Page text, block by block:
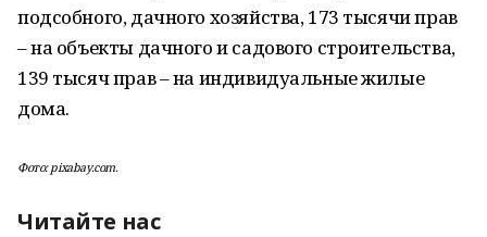
подсобного, дачного хозяйства, 173 тысячи прав
– на объекты дачного и садового строительства,
139 тысяч прав – на индивидуальные жилые
дома.
Фото: pixabay.com.
Читайте нас